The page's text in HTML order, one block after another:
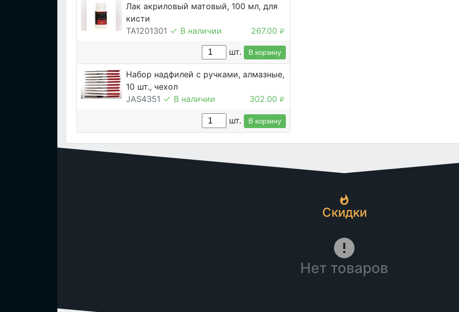
Лак акриловый матовый, 100 мл, для
кисти
TA1201301
В наличии 267.00₽
шт. В корзину
Набор надфилей с ручками, алмазные,
10 шт., чехол
JAS4351
В наличии 302.00₽
шт. В корзину
Скидки
Нет товаров